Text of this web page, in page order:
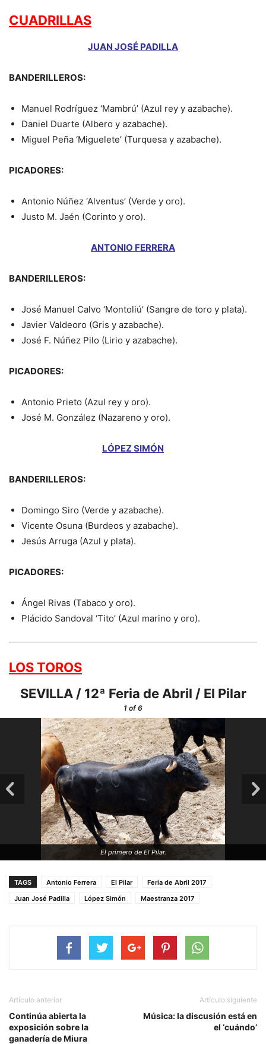
CUADRILLAS
JUAN JOSÉ PADILLA
BANDERILLEROS:
Manuel Rodríguez ‘Mambrú’ (Azul rey y azabache).
Daniel Duarte (Albero y azabache).
Miguel Peña ‘Miguelete’ (Turquesa y azabache).
PICADORES:
Antonio Núñez ‘Alventus’ (Verde y oro).
Justo M. Jaén (Corinto y oro).
ANTONIO FERRERA
BANDERILLEROS:
José Manuel Calvo ‘Montoliú’ (Sangre de toro y plata).
Javier Valdeoro (Gris y azabache).
José F. Núñez Pilo (Lirio y azabache).
PICADORES:
Antonio Prieto (Azul rey y oro).
José M. González (Nazareno y oro).
LÓPEZ SIMÓN
BANDERILLEROS:
Domingo Siro (Verde y azabache).
Vicente Osuna (Burdeos y azabache).
Jesús Arruga (Azul y plata).
PICADORES:
Ángel Rivas (Tabaco y oro).
Plácido Sandoval ‘Tito’ (Azul marino y oro).
LOS TOROS
SEVILLA / 12ª Feria de Abril / El Pilar
1 of 6
El primero de El Pilar.
TAGS Antonio Ferrera El Pilar
Feria de Abril 2017
Juan José Padilla
López Simón Maestranza 2017
Artículo anterior
Continúa abierta la
exposición sobre la
ganadería de Miura
Artículo siguiente
Música: la discusión está en
el ‘cuándo’